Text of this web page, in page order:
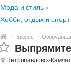
Мода и стиль »
Хобби, отдых и спорт
/ Бизнес /
Петропавловск-